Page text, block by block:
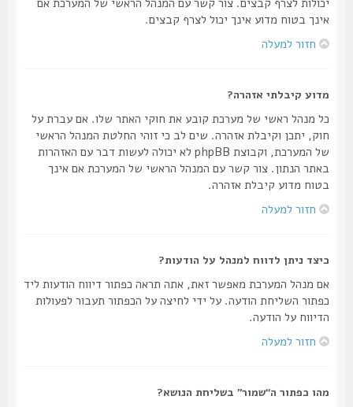
אינך בטוח מדוע אינך יכול לצרף קבצים.
חזור למעלה
מדוע קיבלתי אזהרה?
כל מנהל ראשי של מערכת קובע את חוקי האתר שלו. אם עברת על
חוק, יתכן וקיבלת אזהרה. שים לב כי זוהי החלטת המנהל הראשי
של המערכת, וקבוצת phpBB לא יכולה לעשות דבר עם האזהרות
באתר הנתון. צור קשר עם המנהל הראשי של המערכת אם אינך
בטוח מדוע קיבלת אזהרה.
חזור למעלה
כיצד ניתן לדווח למנהל על הודעות?
אם מנהל המערכת מאפשר זאת, אתה תראה כפתור דיווח הודעות ליד
כפתור השליחת הודעה. על ידי לחיצה על הכפתור תעבור לפעולות
הדיווח על הודעה.
חזור למעלה
מהו כפתור ה“שמור” בשליחת הנושא?